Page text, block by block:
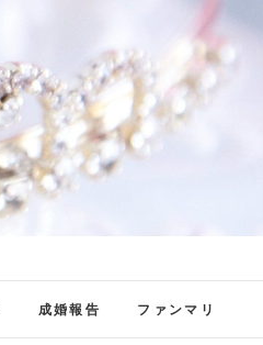
成婚報告 ファンマリ